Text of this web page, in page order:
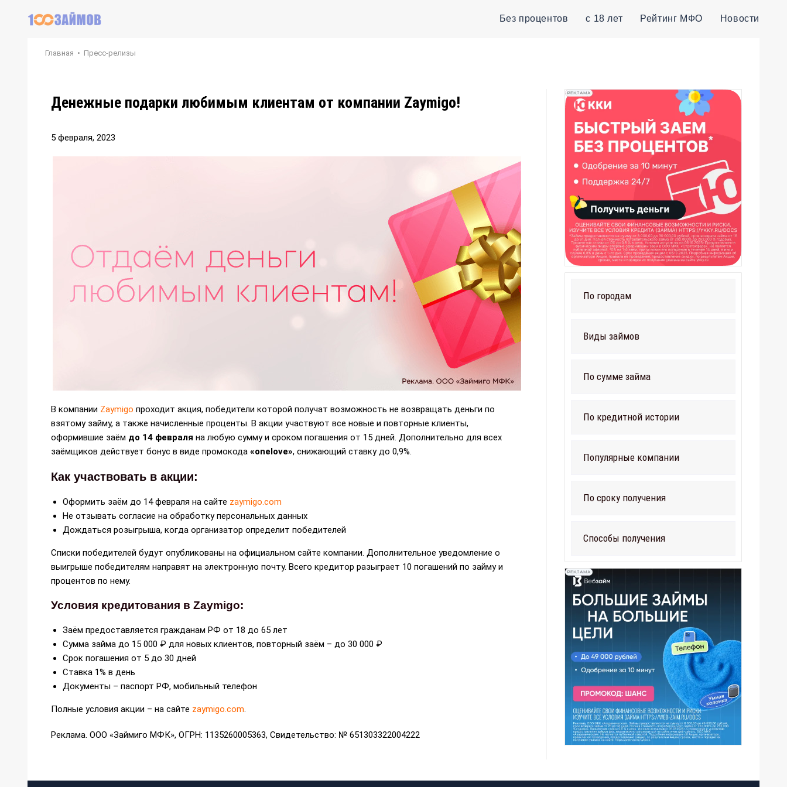
Без процентов с 18 лет Рейтинг МФО Новости
Главная • Пресс-релизы
Денежные подарки любимым клиентам от компании Zaymigo!
5 февраля, 2023
В компании Zaymigo проходит акция, победители которой получат возможность не возвращать деньги по
взятому займу, а также начисленные проценты. В акции участвуют все новые и повторные клиенты,
оформившие заём до 14 февраля на любую сумму и сроком погашения от 15 дней. Дополнительно для всех
заёмщиков действует бонус в виде промокода «onelove», снижающий ставку до 0,9%.
Как участвовать в акции:
Оформить заём до 14 февраля на сайте zaymigo.com
Не отзывать согласие на обработку персональных данных
Дождаться розыгрыша, когда организатор определит победителей
Списки победителей будут опубликованы на официальном сайте компании. Дополнительное уведомление о
выигрыше победителям направят на электронную почту. Всего кредитор разыграет 10 погашений по займу и
процентов по нему.
Условия кредитования в Zaymigo:
Заём предоставляется гражданам РФ от 18 до 65 лет
Сумма займа до 15 000 ₽ для новых клиентов, повторный заём – до 30 000 ₽
Срок погашения от 5 до 30 дней
Ставка 1% в день
Документы – паспорт РФ, мобильный телефон
Полные условия акции – на сайте zaymigo.com.
Реклама. ООО «Займиго МФК», ОГРН: 1135260005363, Свидетельство: № 651303322004222
По городам
Виды займов
По сумме займа
По кредитной истории
Популярные компании
По сроку получения
Способы получения